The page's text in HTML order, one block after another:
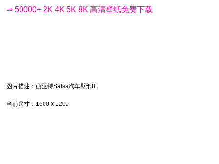
⇒ 50000+ 2K 4K 5K 8K 高清壁纸免费下载
图片描述 ：西亚特Salsa汽车壁纸8
当前尺寸 ：1600 x 1200